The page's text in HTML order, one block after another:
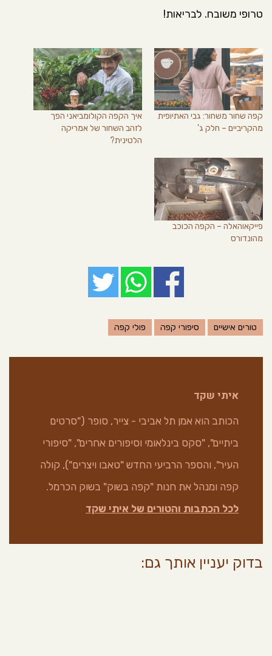
טרופי משובח. לבריאות!
קפה שחור משחור: גבי האתיופית
מהקריביים – חלק ג'
איך הקפה הקולומביאני הפך
לזהב השחור של אמריקה
הלטינית?
פייקאוהאלה – הקפה הכוכב
מהונדורס
טורים אישיים סיפורי קפה פולי קפה
איתי שקד
הכותב הוא אמן תל אביבי - צייר, סופר ("סרטים
ביתיים", "סקס בינלאומי וסיפורים אחרים", "סיפורי
העיר", והספר הרביעי החדש "טאבו ויצרים"), קולה
קפה ומנהל את חנות "קפה בשוק" בשוק הכרמל.
לכל הכתבות והטורים של איתי שקד
בדוק יעניין אותך גם: